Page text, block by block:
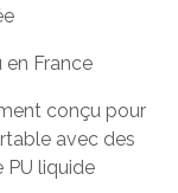
France
conçu pour
avec des
PU liquide